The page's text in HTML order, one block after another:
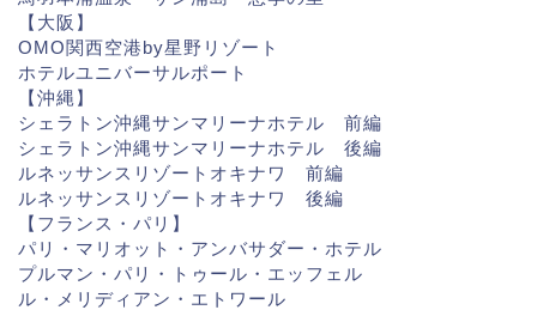
【大阪】
OMO関西空港by星野リゾート
ホテルユニバーサルポート
【沖縄】
シェラトン沖縄サンマリーナホテル 前編
シェラトン沖縄サンマリーナホテル 後編
ルネッサンスリゾートオキナワ 前編
ルネッサンスリゾートオキナワ 後編
【フランス・パリ】
パリ・マリオット・アンバサダー・ホテル
プルマン・パリ・トゥール・エッフェル
ル・メリディアン・エトワール